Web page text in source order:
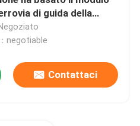
di guida della
di scivolamento di serie
KK
negotiable
Contattaci